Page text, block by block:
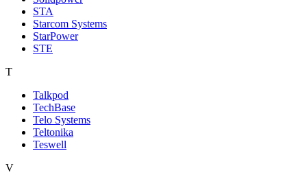
STA
Starcom Systems
StarPower
STE
T
Talkpod
TechBase
Telo Systems
Teltonika
Teswell
V